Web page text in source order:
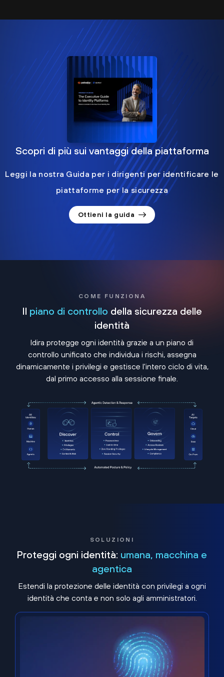
Scopri di più sui vantaggi della piattaforma
Leggi la nostra Guida per i dirigenti per identificare le
piattaforme per la sicurezza
Ottieni la guida
COME FUNZIONA
Il piano di controllo della sicurezza delle
identità
Idira protegge ogni identità grazie a un piano di
controllo unificato che individua i rischi, assegna
dinamicamente i privilegi e gestisce l'intero ciclo di vita,
dal primo accesso alla sessione finale.
SOLUZIONI
Proteggi ogni identità: umana, macchina e
agentica
Estendi la protezione delle identità con privilegi a ogni
identità che conta e non solo agli amministratori.